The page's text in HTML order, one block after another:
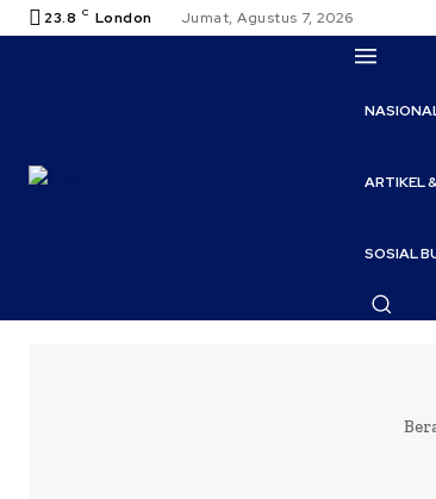
23.8 C London Jumat, Agustus 7, 2026
ARTIKEL
SOSIAL